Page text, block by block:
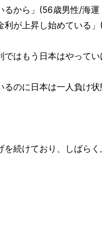
るから」(56歳男性/海
利が上昇し始めている
ではもう日本はやって
るのに日本は一人負け
を続けており、しばら